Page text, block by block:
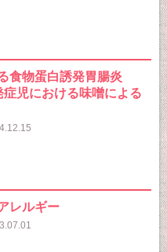
食物蛋白誘発胃腸炎
症児における味噌による
レルギー